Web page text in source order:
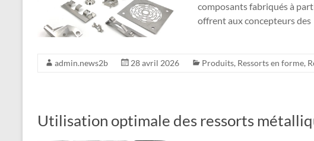
composants fabriqués à
offrent aux concepteurs des
admin.news2b 28 avril 2026 Produits, Ressorts en forme,
Utilisation optimale des ressorts